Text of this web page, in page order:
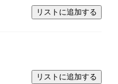
リストに追加する
リストに追加する